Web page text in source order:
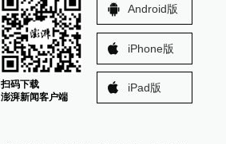
扫码下载
澎湃新闻客户端
Android版
iPhone版
iPad版